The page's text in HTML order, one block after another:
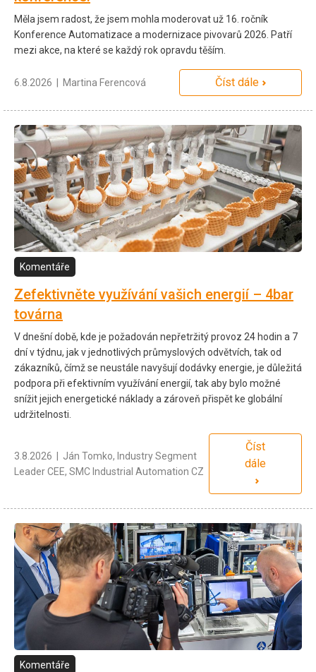
Měla jsem radost, že jsem mohla moderovat už 16. ročník
Konference Automatizace a modernizace pivovarů 2026. Patří
mezi akce, na které se každý rok opravdu těším.
6.8.2026 | Martina Ferencová Číst dále
Komentáře
Zefektivněte využívání vašich energií – 4bar
továrna
V dnešní době, kde je požadován nepřetržitý provoz 24 hodin a 7
dní v týdnu, jak v jednotlivých průmyslových odvětvích, tak od
zákazníků, čímž se neustále navyšují dodávky energie, je důležitá
podpora při efektivním využívání energií, tak aby bylo možné
snížit jejich energetické náklady a zároveň přispět ke globální
udržitelnosti.
3.8.2026 | Ján Tomko, Industry Segment
Leader CEE, SMC Industrial Automation CZ
Číst
dále
Komentáře